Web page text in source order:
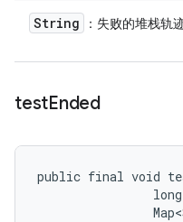
String ：失败的堆栈轨
testEnded
public final void